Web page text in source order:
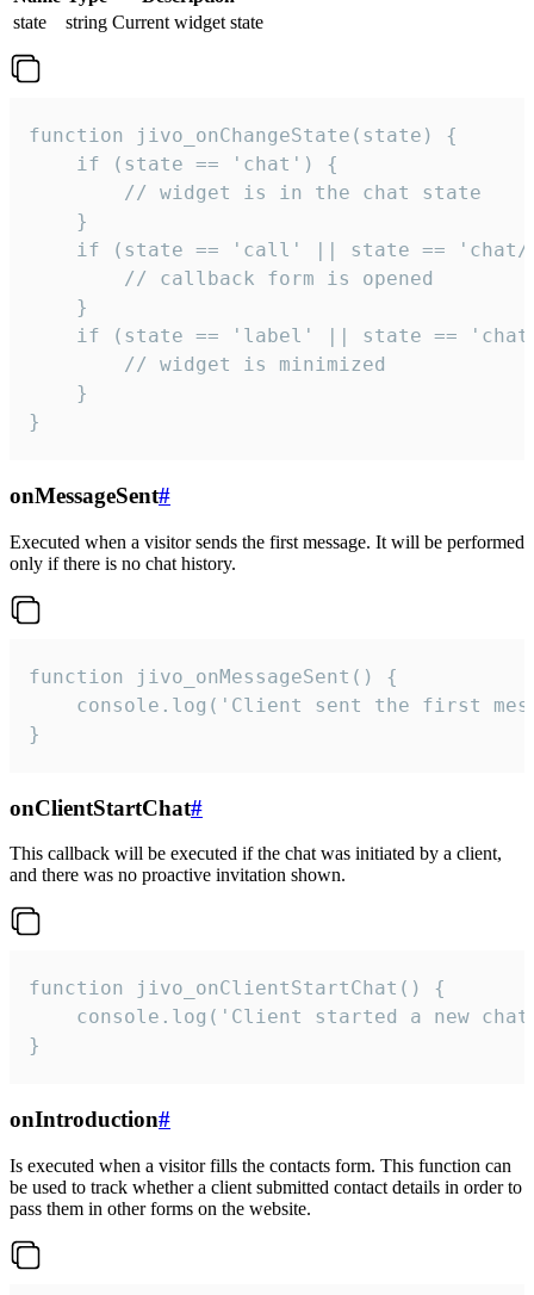
state
string Current widget state
function jivo_onChangeState(state) {
    if (state == 'chat') {
        // widget is in the chat state
    }
if (state == 'call' || state ==
        // callback form is opened
    }
if (state == 'label' || state ==
        // widget is minimized
    }
}
onMessageSent#
Executed when a visitor sends the first message. It will be performed
only if there is no chat history.
function jivo_onMessageSent() {
console.log('Client sent the first
}
onClientStartChat#
This callback will be executed if the chat was initiated by a client,
and there was no proactive invitation shown.
function jivo_onClientStartChat() {
console.log('Client started a new
}
onIntroduction#
Is executed when a visitor fills the contacts form. This function can
be used to track whether a client submitted contact details in order to
pass them in other forms on the website.